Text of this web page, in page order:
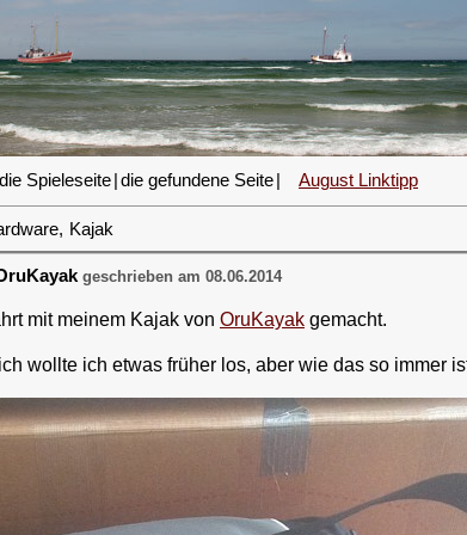
die Spieleseite die gefundene Seite August Linktipp
, Kajak
geschrieben am 08.06.2014
mit meinem Kajak von OruKayak gemacht.
wollte ich etwas früher los, aber wie das so immer